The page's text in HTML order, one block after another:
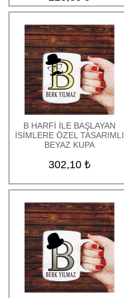
B HARFİ İLE BAŞLAYAN
İSİMLERE ÖZEL TASARIMLI
BEYAZ KUPA
302,10 ₺